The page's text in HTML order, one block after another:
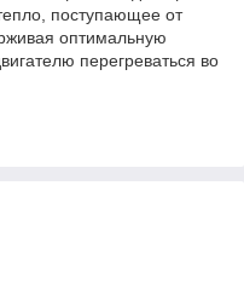
поступающее от
оптимальную
перегреваться во